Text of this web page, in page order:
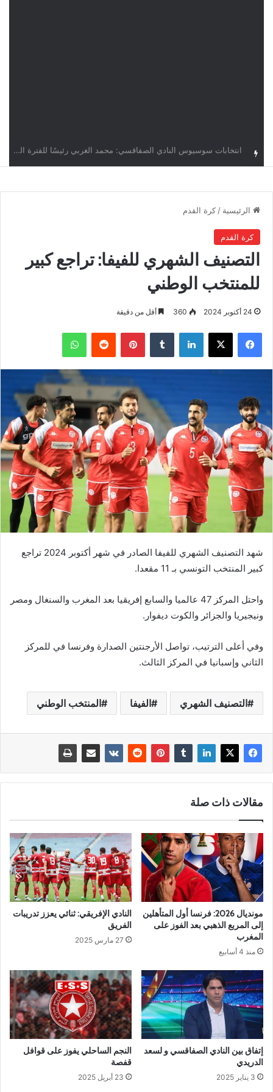
الرئيسية / كرة القدم
كرة القدم
التصنيف الشهري للفيفا: تراجع كبير
للمنتخب الوطني
24 أكتوبر 2024 360 أقل من دقيقة
فيسبوك ‫X لينكدإن بينتيريست واتساب
شهد التصنيف الشهري للفيفا الصادر في شهر أكتوبر 2024 تراجع
كبير المنتخب التونسي بـ 11 مقعدا.
واحتل المركز 47 عالميا والسابع إفريقيا بعد المغرب والسنغال ومصر
ونيجيريا والجزائر والكوت ديفوار.
وفي أعلى الترتيب، تواصل الأرجنتين الصدارة وفرنسا في للمركز
الثاني وإسبانيا في المركز الثالث.
التصنيف الشهري الفيفا المنتخب الوطني
مقالات ذات صلة
مونديال 2026: فرنسا أول المتأهلين
إلى المربع الذهبي بعد الفوز على
المغرب
منذ 4 أسابيع
النادي الإفريقي: ثنائي يعزز تدريبات
الفريق
27 مارس 2025
إتفاق بين النادي الصفاقسي و لسعد
الدريدي
3 يناير 2025
النجم الساحلي يفوز على قوافل
قفصة
23 أبريل 2025